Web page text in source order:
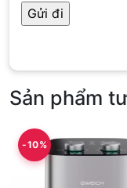
Sản phẩm
-10%